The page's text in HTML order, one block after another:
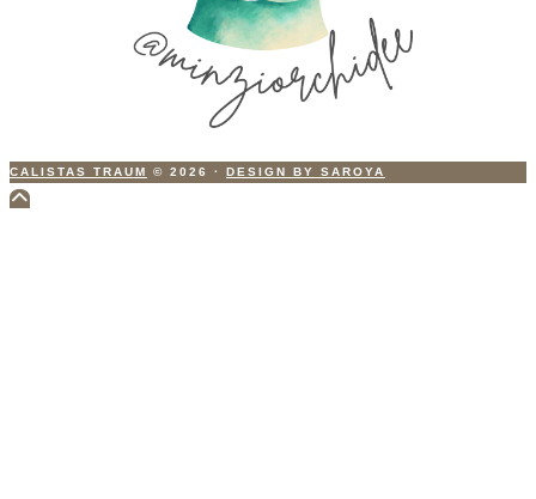
CALISTAS TRAUM © 2026 · DESIGN BY SAROYA
Scroll